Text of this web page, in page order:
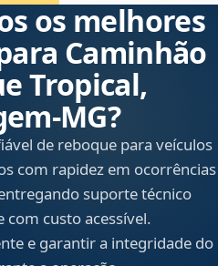
os melhores
Caminhão
Tropical,
de reboque para veículos
com rapidez em ocorrências
suporte técnico
com custo acessível.
e garantir a integridade do